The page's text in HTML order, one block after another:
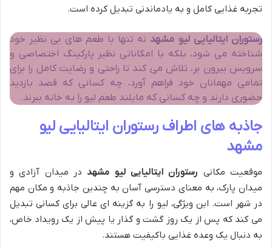
تجربه غذایی کامل و به یادماندنی تبدیل کرده است.
رستوران ایتالیایی لیو مشهد نه تنها با طعم های بی نظیر خود
شناخته می شود، بلکه با امکاناتی نظیر پارکینگ اختصاصی و
سرویس بیرون بر، تلاش می کند تا راحتی و رضایت کامل را برای
تمامی مهمانان خود فراهم آورد، چه کسانی که قصد بازدید
حضوری دارند و چه کسانی که مایلند طعم لیو را به خانه ببرند.
جاذبه های اطراف رستوران ایتالیایی لیو
مشهد
موقعیت مکانی رستوران ایتالیایی لیو مشهددر میدان آزادی و
میدان پارک، به معنای دسترسی آسان به چندین جاذبه و مکان مهم
در شهر است. این ویژگی، لیو را به گزینه ای عالی برای کسانی تبدیل
می کند که پس از یک روز گشت و گذار یا پیش از یک رویداد خاص،
به دنبال یک وعده غذایی باکیفیت هستند.